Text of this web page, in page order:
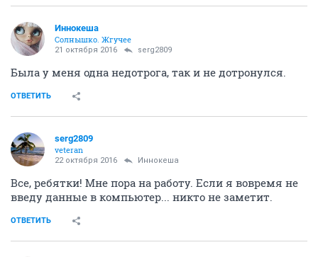
Иннокеша
Солнышко. Жгучее
21 октября 2016 serg2809
Была у меня одна недотрога, так и не дотронулся.
ОТВЕТИТЬ
serg2809
veteran
22 октября 2016 Иннокеша
Все, ребятки! Мне пора на работу. Если я вовремя не
введу данные в компьютер... никто не заметит.
ОТВЕТИТЬ